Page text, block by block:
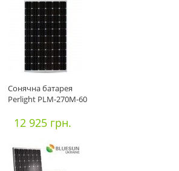
Сонячна батарея
Perlight PLM-270М-60
12 925 грн.